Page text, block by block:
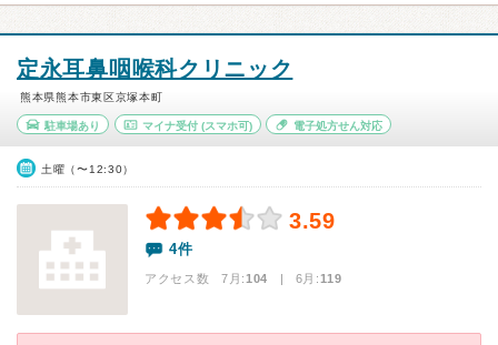
定永耳鼻咽喉科クリニック
熊本県熊本市東区京塚本町
駐車場あり マイナ受付(スマホ可) 電子処方せん対応
土曜（〜12:30）
3.59
4件
アクセス数 7月:104 | 6月:119